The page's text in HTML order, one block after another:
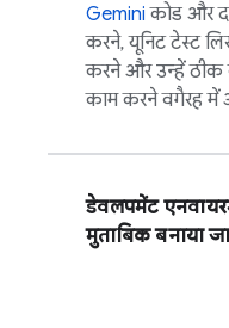
Gemini कोड और
करने, यूनिट टेस्ट
करने और उन्हें
काम करने वगैरह
डेवलपमेंट
मुताबिक बनाया